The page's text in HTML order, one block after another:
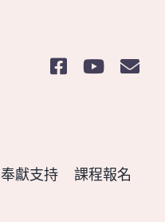
奉獻支持 課程報名